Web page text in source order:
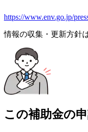
https://www.env.go.jp/
情報の収集・更新方針
この補助金の